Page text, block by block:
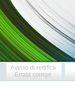
Avviso di rettifica
Errata corrige